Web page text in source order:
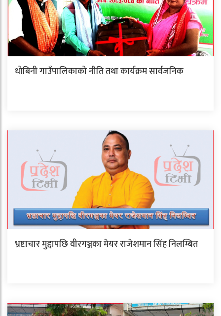
धोबिनी गाउँपालिकाको नीति तथा कार्यक्रम सार्वजनिक
भ्रष्टाचार मुद्दापछि वीरगञ्जका मेयर राजेशमान सिंह निलम्बित